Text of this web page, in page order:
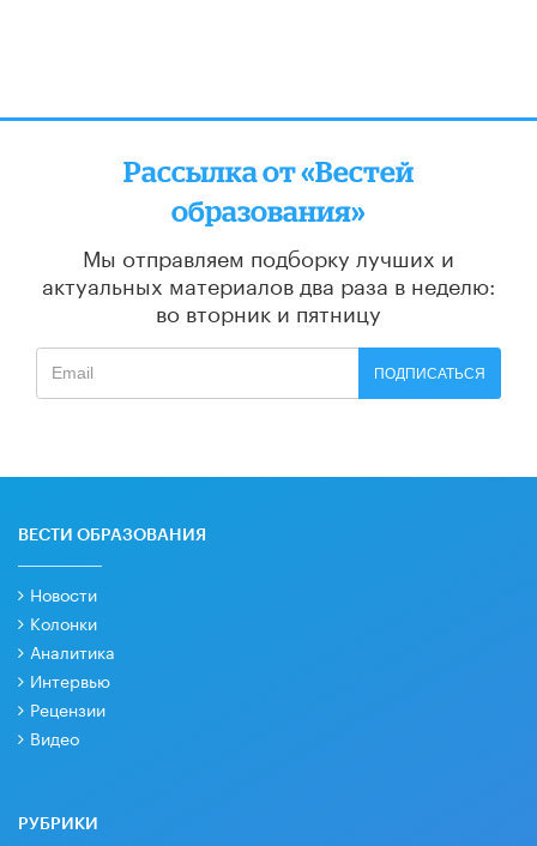
Рассылка от «Вестей
образования»
Мы отправляем подборку лучших и
актуальных материалов два раза в неделю:
во вторник и пятницу
ПОДПИСАТЬСЯ
ВЕСТИ ОБРАЗОВАНИЯ
Новости
Колонки
Аналитика
Интервью
Рецензии
Видео
РУБРИКИ